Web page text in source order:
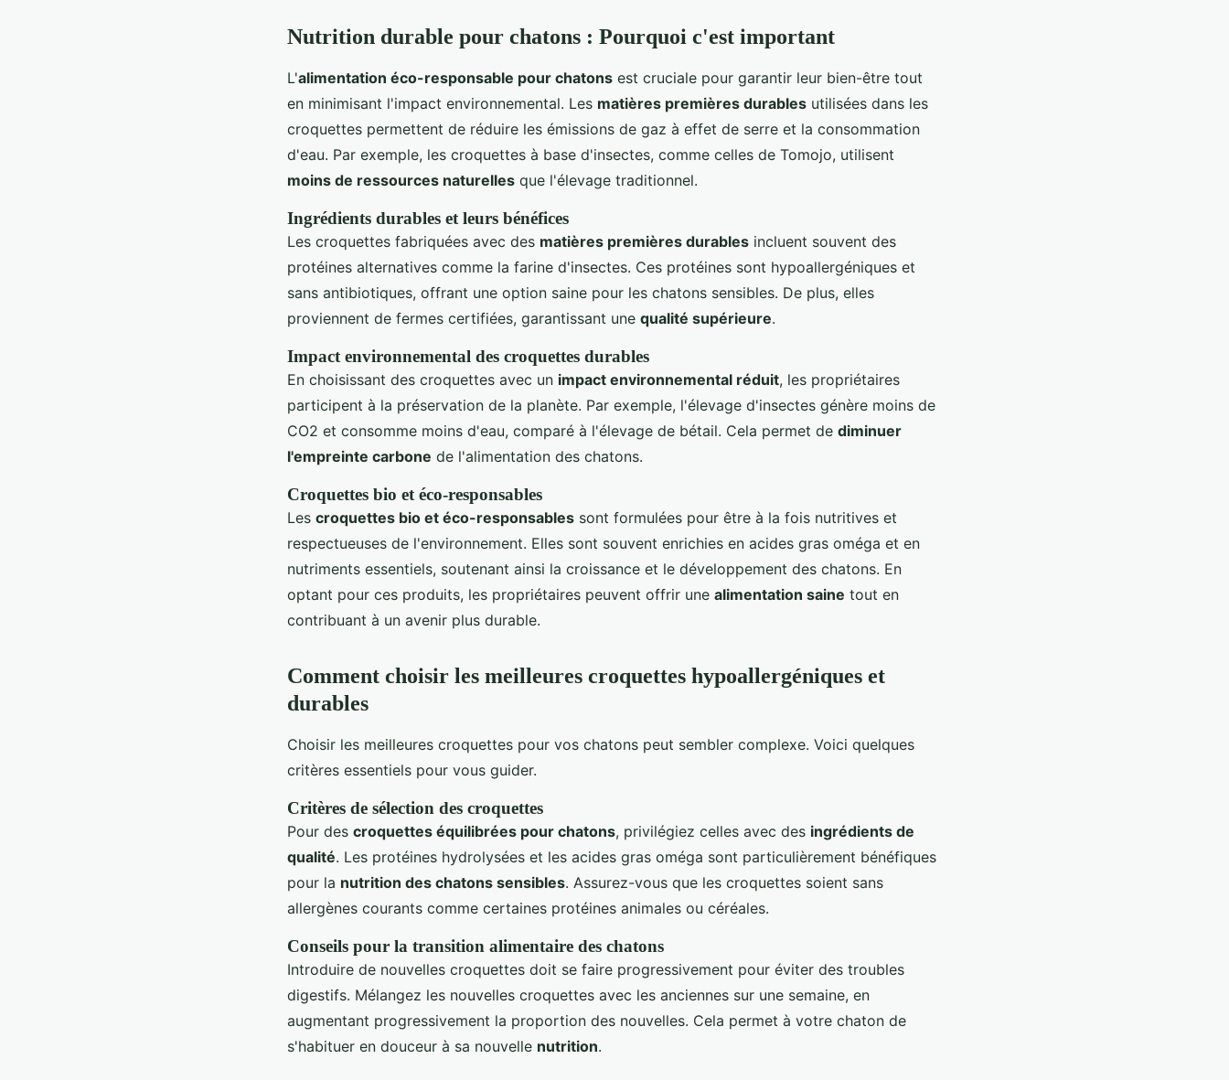
Nutrition durable pour chatons : Pourquoi c'est important
L'alimentation éco-responsable pour chatons est cruciale pour garantir leur bien-être tout
en minimisant l'impact environnemental. Les matières premières durables utilisées dans les
croquettes permettent de réduire les émissions de gaz à effet de serre et la consommation
d'eau. Par exemple, les croquettes à base d'insectes, comme celles de Tomojo, utilisent
moins de ressources naturelles que l'élevage traditionnel.
Ingrédients durables et leurs bénéfices
Les croquettes fabriquées avec des matières premières durables incluent souvent des
protéines alternatives comme la farine d'insectes. Ces protéines sont hypoallergéniques et
sans antibiotiques, offrant une option saine pour les chatons sensibles. De plus, elles
proviennent de fermes certifiées, garantissant une qualité supérieure.
Impact environnemental des croquettes durables
En choisissant des croquettes avec un impact environnemental réduit, les propriétaires
participent à la préservation de la planète. Par exemple, l'élevage d'insectes génère moins de
CO2 et consomme moins d'eau, comparé à l'élevage de bétail. Cela permet de diminuer
l'empreinte carbone de l'alimentation des chatons.
Croquettes bio et éco-responsables
Les croquettes bio et éco-responsables sont formulées pour être à la fois nutritives et
respectueuses de l'environnement. Elles sont souvent enrichies en acides gras oméga et en
nutriments essentiels, soutenant ainsi la croissance et le développement des chatons. En
optant pour ces produits, les propriétaires peuvent offrir une alimentation saine tout en
contribuant à un avenir plus durable.
Comment choisir les meilleures croquettes hypoallergéniques et
durables
Choisir les meilleures croquettes pour vos chatons peut sembler complexe. Voici quelques
critères essentiels pour vous guider.
Critères de sélection des croquettes
Pour des croquettes équilibrées pour chatons, privilégiez celles avec des ingrédients de
qualité. Les protéines hydrolysées et les acides gras oméga sont particulièrement bénéfiques
pour la nutrition des chatons sensibles. Assurez-vous que les croquettes soient sans
allergènes courants comme certaines protéines animales ou céréales.
Conseils pour la transition alimentaire des chatons
Introduire de nouvelles croquettes doit se faire progressivement pour éviter des troubles
digestifs. Mélangez les nouvelles croquettes avec les anciennes sur une semaine, en
augmentant progressivement la proportion des nouvelles. Cela permet à votre chaton de
s'habituer en douceur à sa nouvelle nutrition.